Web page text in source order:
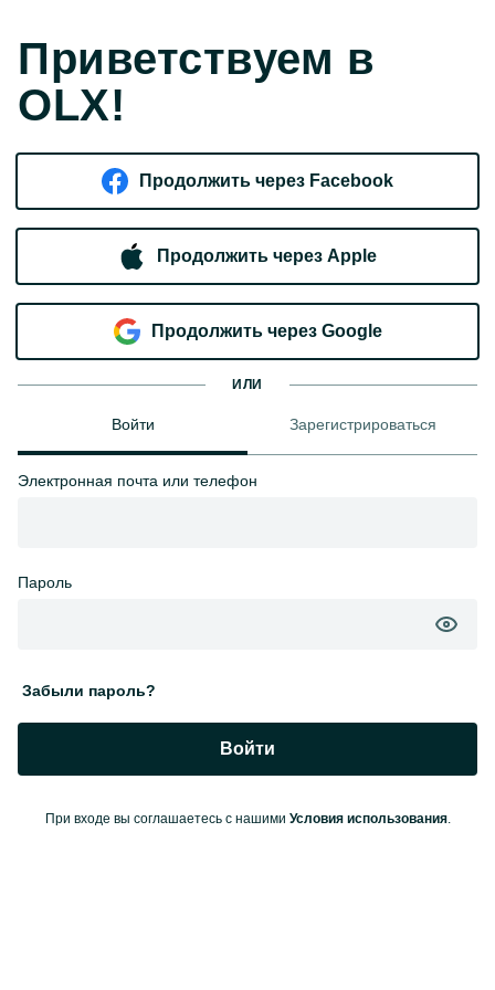
Приветствуем в
OLX!
Продолжить через Facebook
Продолжить через Apple
Продолжить через Google
ИЛИ
Войти Зарегистрироваться
Электронная почта или телефон
Пароль
Забыли пароль?
Войти
При входе вы соглашаетесь с нашими Условия использования.